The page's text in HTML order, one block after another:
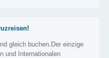
gleich buchen.Der einzige
und Internationalen